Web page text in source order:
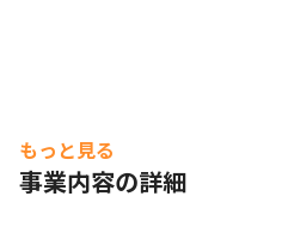
もっと見る
事業内容の詳細